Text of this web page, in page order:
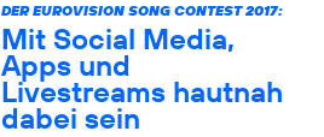
DER EUROVISION SONG CONTEST 2017:
Mit Social Media,
Apps und
Livestreams hautnah
dabei sein